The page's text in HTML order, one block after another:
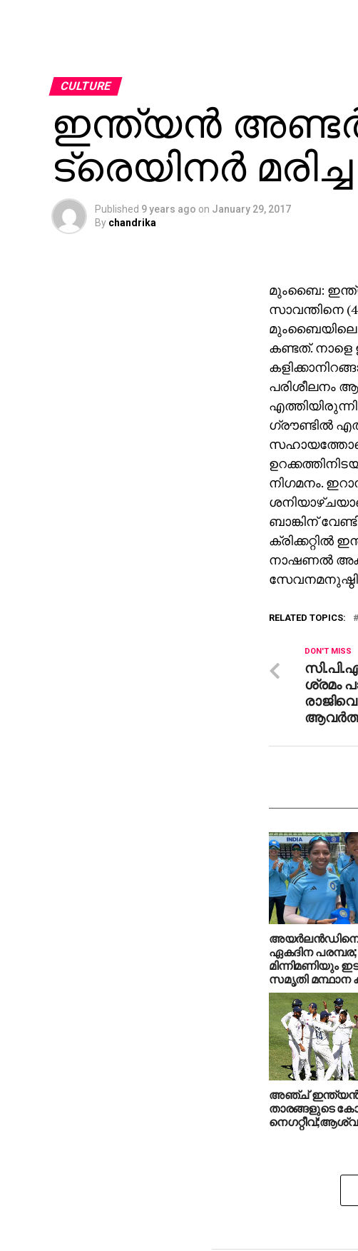
CULTURE
ഇന്ത്യന്‍ അണ്ടര്‍
ട്രെയിനര്‍
Published 9 years ago on January 29, 2017
By chandrika
മുംബൈ:
സാവന്തിനെ
മുംബൈയിലെ
കണ്ടത്. നാളെ
പരിശീലനം
ഗ്രൗണ്ടില്‍
നിഗമനം.
ബാങ്കിന്
ക്രിക്കറ്റില്‍
നാഷണല്‍
RELATED TOPICS:
DON'T MISS
ശ്രമം
ഏകദിന പരമ്പര;
മിന്നിമണിയും
സമൃതി മന്ഥാന
അഞ്ച്
താരങ്ങളുടെ